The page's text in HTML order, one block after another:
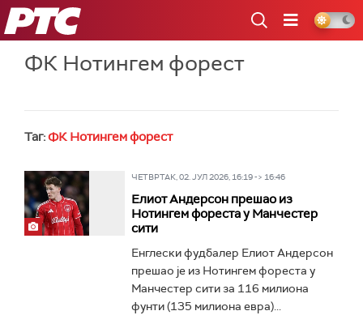
РТС
ФК Нотингем форест
Таг:ФК Нотингем форест
ЧЕТВРТАК, 02. ЈУЛ 2026, 16:19 -> 16:46
Елиот Андерсон прешао из
Нотингем фореста у Манчестер
сити
Енглески фудбалер Елиот Андерсон
прешао је из Нотингем фореста у
Манчестер сити за 116 милиона
фунти (135 милиона евра)...